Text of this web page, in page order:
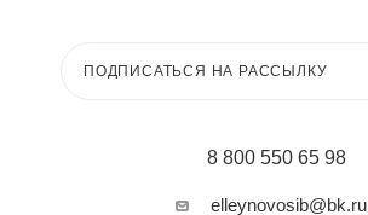
ПОДПИСАТЬСЯ НА РАССЫЛКУ
8 800 550 65 98
elleynovosib@bk.ru